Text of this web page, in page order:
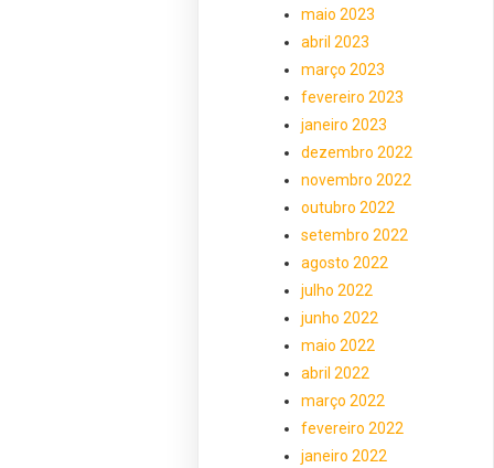
maio 2023
abril 2023
março 2023
fevereiro 2023
janeiro 2023
dezembro 2022
novembro 2022
outubro 2022
setembro 2022
agosto 2022
julho 2022
junho 2022
maio 2022
abril 2022
março 2022
fevereiro 2022
janeiro 2022